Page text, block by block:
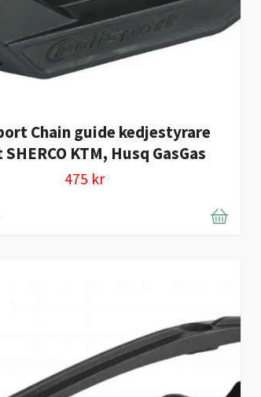
Chain guide kedjestyrare
KTM, Husq GasGas
475 kr